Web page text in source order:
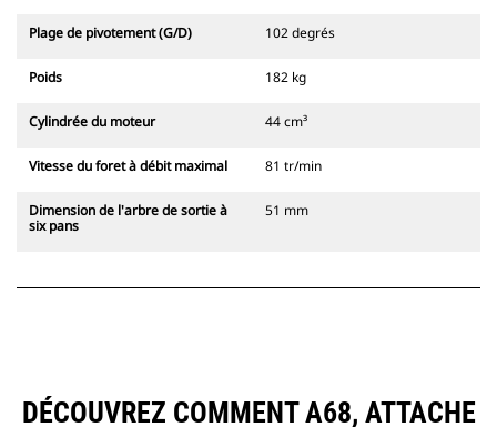
Plage de pivotement (G/D) 102 degrés
Poids 182 kg
Cylindrée du moteur 44 cm³
Vitesse du foret à débit maximal 81 tr/min
Dimension de l'arbre de sortie à
six pans
51 mm
DÉCOUVREZ COMMENT A68, ATTACHE